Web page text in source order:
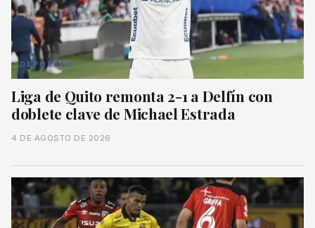
DEPORTES
Liga de Quito remonta 2-1 a Delfín con
doblete clave de Michael Estrada
4 DE AGOSTO DE 2026